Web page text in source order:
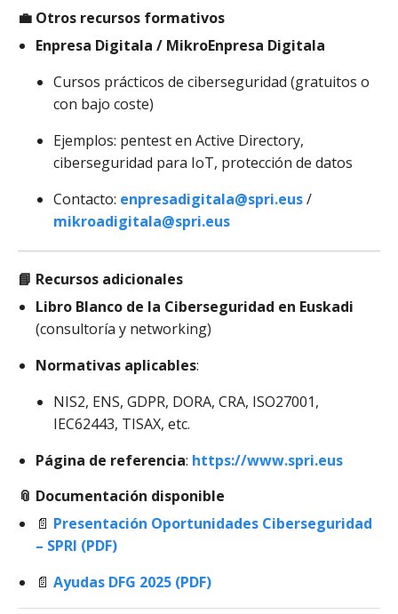
💼 Otros recursos formativos
Enpresa Digitala / MikroEnpresa Digitala
Cursos prácticos de ciberseguridad (gratuitos o
con bajo coste)
Ejemplos: pentest en Active Directory,
ciberseguridad para IoT, protección de datos
Contacto: enpresadigitala@spri.eus/
mikroadigitala@spri.eus
📘 Recursos adicionales
Libro Blanco de la Ciberseguridad en Euskadi
(consultoría y networking)
Normativas aplicables:
NIS2, ENS, GDPR, DORA, CRA, ISO27001,
IEC62443, TISAX, etc.
Página de referencia: https://www.spri.eus
📎 Documentación disponible
📄 Presentación Oportunidades Ciberseguridad
– SPRI (PDF)
📄 Ayudas DFG 2025 (PDF)